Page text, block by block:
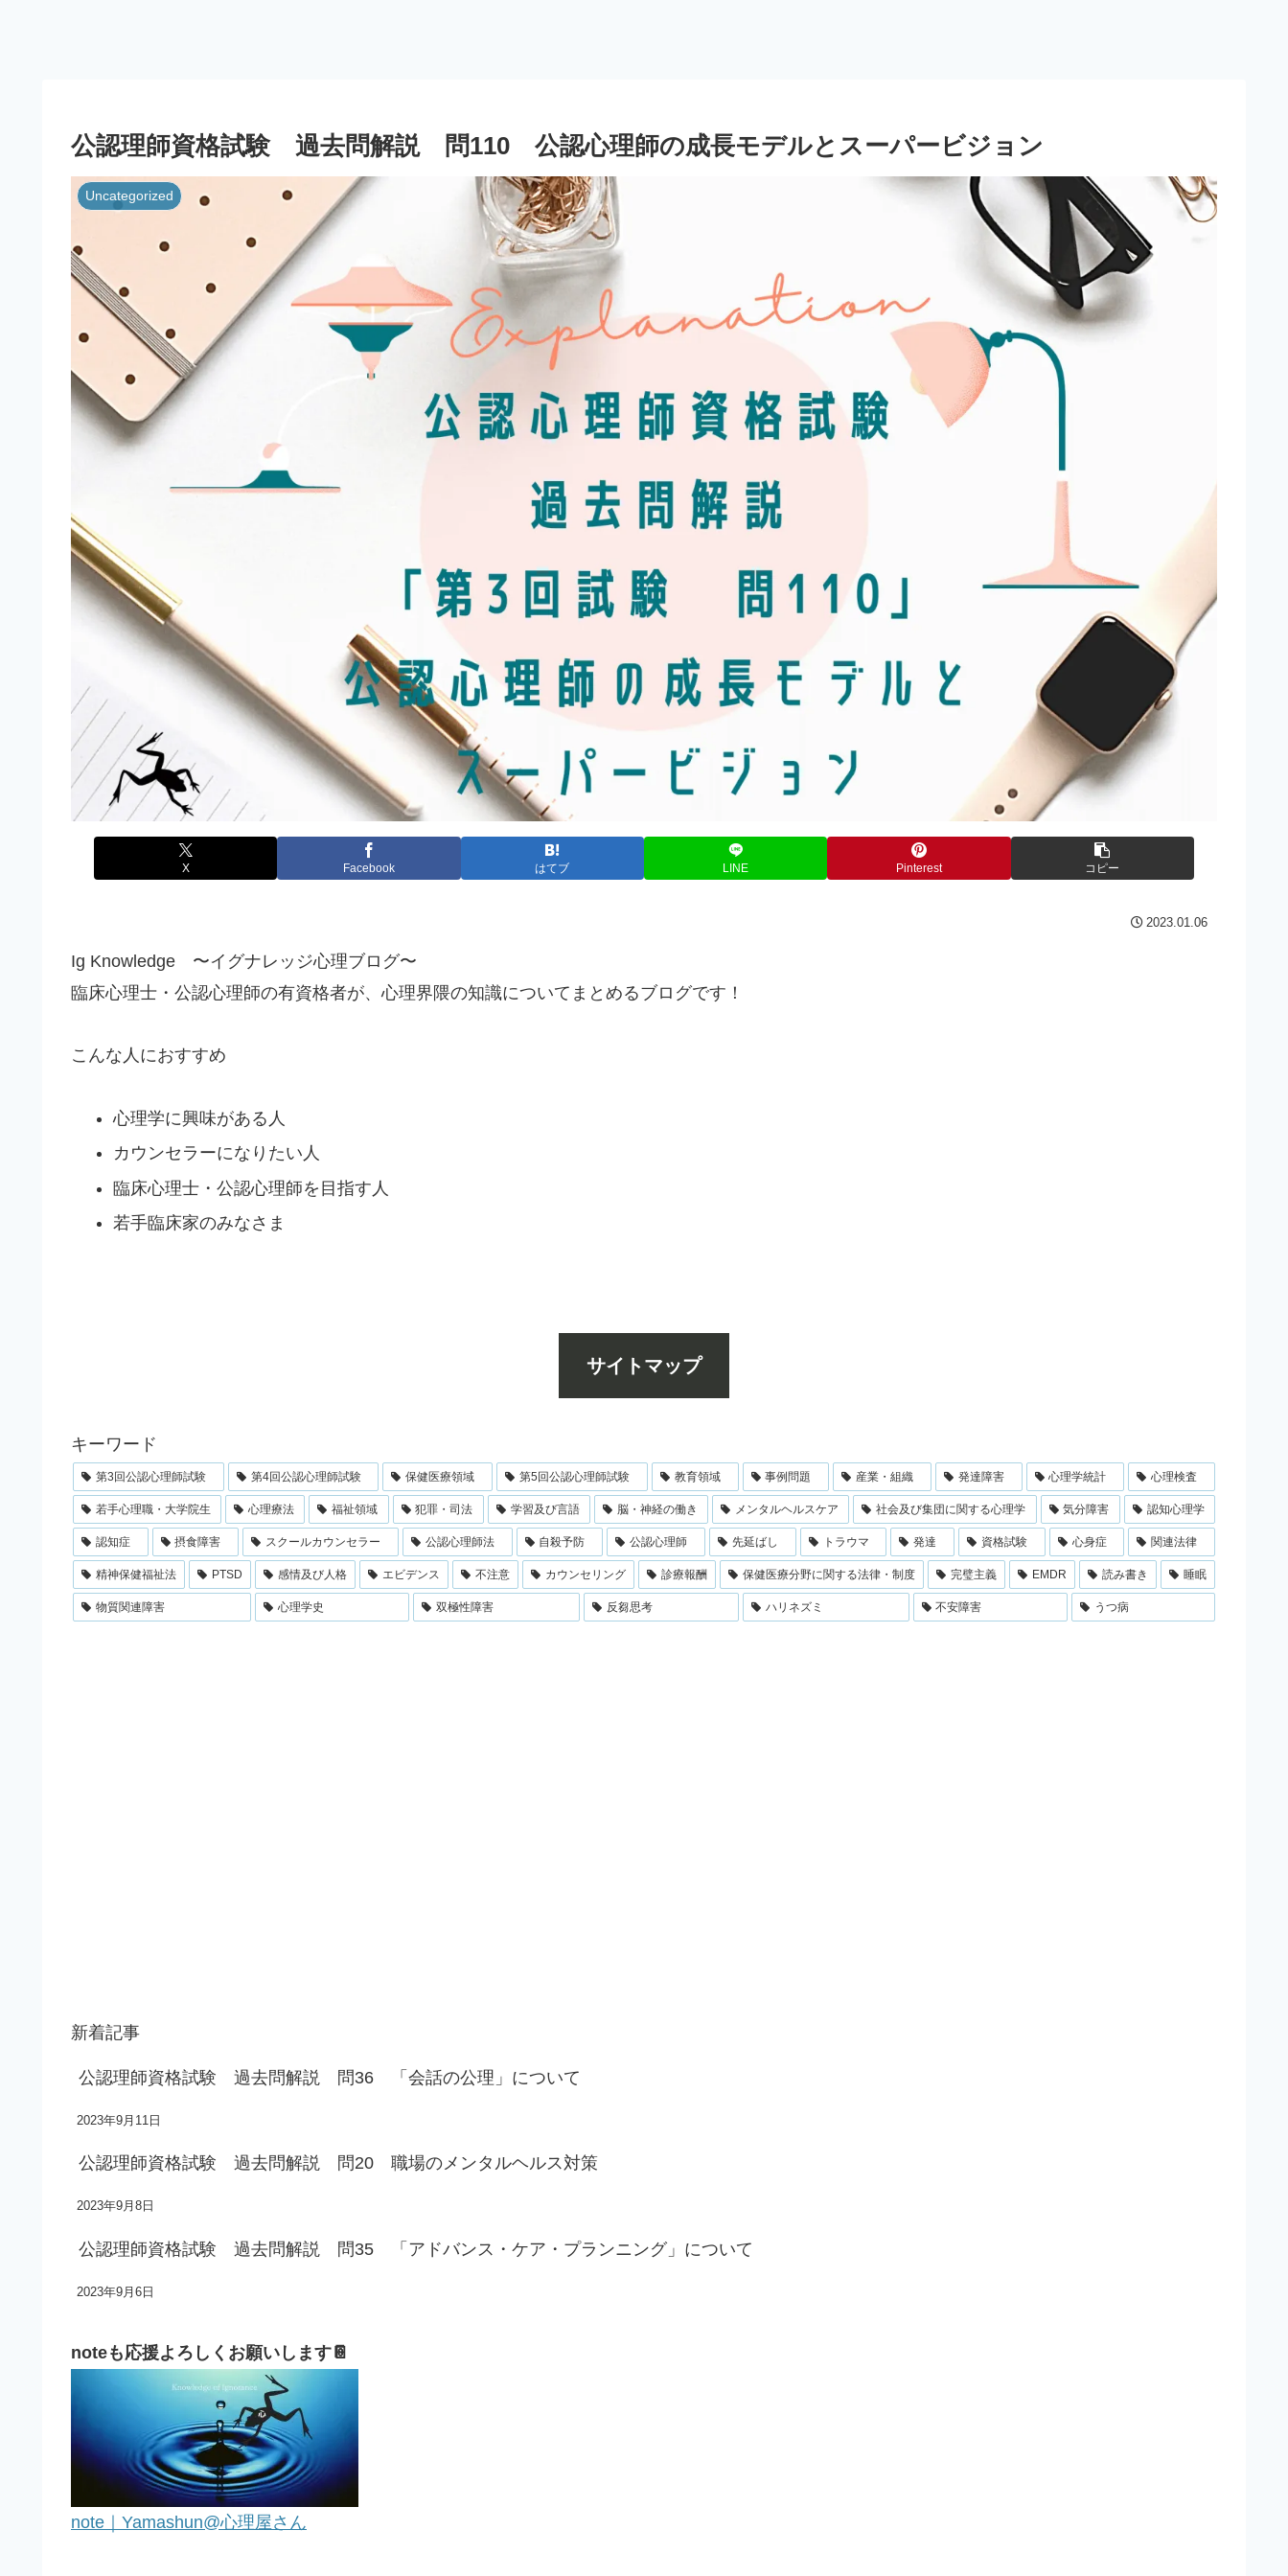
公認理師資格試験 過去問解説 問110 公認心理師の成長モデルとスーパービジョン
Uncategorized
X Facebook はてブ LINE Pinterest コピー
2023.01.06
Ig Knowledge 〜イグナレッジ心理ブログ〜
臨床心理士・公認心理師の有資格者が、心理界隈の知識についてまとめるブログです！
こんな人におすすめ
心理学に興味がある人
カウンセラーになりたい人
臨床心理士・公認心理師を目指す人
若手臨床家のみなさま
サイトマップ
キーワード
第3回公認心理師試験 第4回公認心理師試験 保健医療領域 第5回公認心理師試験 教育領域 事例問題 産業・組織 発達障害 心理学統計 心理検査
若手心理職・大学院生 心理療法 福祉領域 犯罪・司法 学習及び言語 脳・神経の働き メンタルヘルスケア 社会及び集団に関する心理学 気分障害 認知心理学
認知症 摂食障害 スクールカウンセラー 公認心理師法 自殺予防 公認心理師 先延ばし トラウマ 発達 資格試験 心身症 関連法律
精神保健福祉法 PTSD 感情及び人格 エビデンス 不注意 カウンセリング 診療報酬 保健医療分野に関する法律・制度 完璧主義 EMDR 読み書き 睡眠
物質関連障害 心理学史 双極性障害 反芻思考 ハリネズミ 不安障害 うつ病
新着記事
公認理師資格試験 過去問解説 問36 「会話の公理」について
2023年9月11日
公認理師資格試験 過去問解説 問20 職場のメンタルヘルス対策
2023年9月8日
公認理師資格試験 過去問解説 問35 「アドバンス・ケア・プランニング」について
2023年9月6日
noteも応援よろしくお願いします📔
note｜Yamashun@心理屋さん